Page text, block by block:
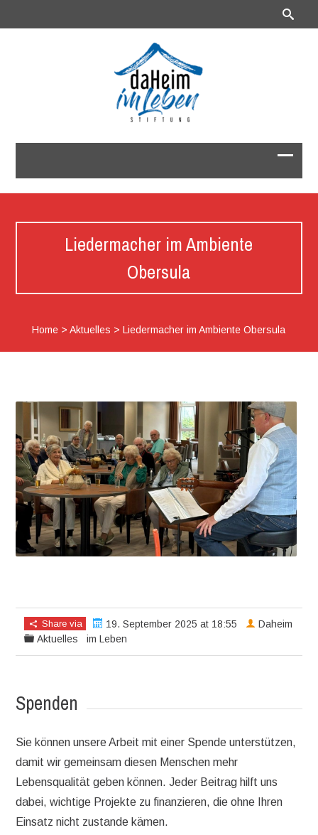
Liedermacher im Ambiente
Obersula
Home >Aktuelles >Liedermacher im Ambiente Obersula
Share via
19. September 2025 at 18:55
Aktuelles
Daheim
im Leben
Spenden
Sie können unsere Arbeit mit einer Spende unterstützen,
damit wir gemeinsam diesen Menschen mehr
Lebensqualität geben können. Jeder Beitrag hilft uns
dabei, wichtige Projekte zu finanzieren, die ohne Ihren
Einsatz nicht zustande kämen.